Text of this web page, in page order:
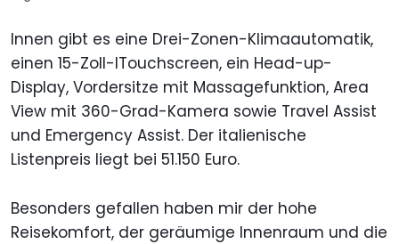
Innen gibt es eine Drei-Zonen-Klimaautomatik,
einen 15-Zoll-ITouchscreen, ein Head-up-
Display, Vordersitze mit Massagefunktion, Area
View mit 360-Grad-Kamera sowie Travel Assist
und Emergency Assist. Der italienische
Listenpreis liegt bei 51.150 Euro.
Besonders gefallen haben mir der hohe
Reisekomfort, der geräumige Innenraum und die